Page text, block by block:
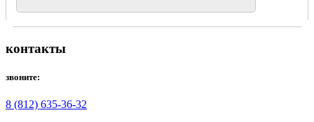
контакты
звоните:
8 (812) 635-36-32